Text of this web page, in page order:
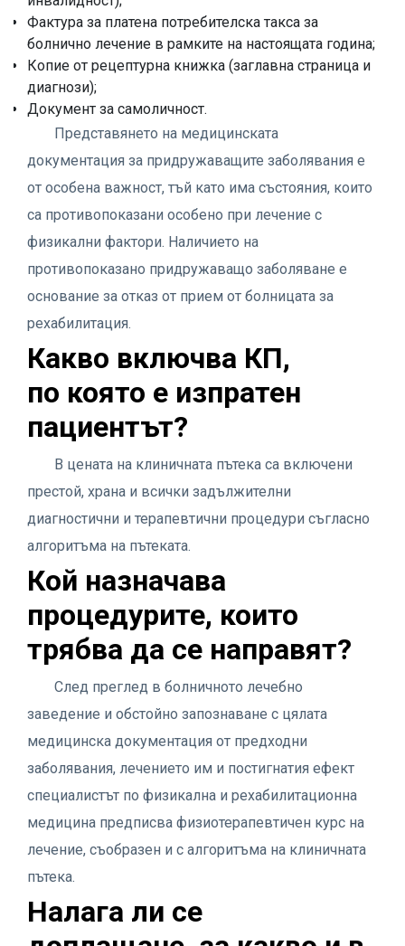
Фактура за платена потребителска такса за
болнично лечение в рамките на настоящата година;
Копие от рецептурна книжка (заглавна страница и
диагнози);
Документ за самоличност.
Представянето на медицинската
документация за придружаващите заболявания е
от особена важност, тъй като има състояния, които
са противопоказани особено при лечение с
физикални фактори. Наличието на
противопоказано придружаващо заболяване е
основание за отказ от прием от болницата за
рехабилитация.
Какво включва КП,
по която е изпратен
пациентът?
В цената на клиничната пътека са включени
престой, храна и всички задължителни
диагностични и терапевтични процедури съгласно
алгоритъма на пътеката.
Кой назначава
процедурите, които
трябва да се направят?
След преглед в болничното лечебно
заведение и обстойно запознаване с цялата
медицинска документация от предходни
заболявания, лечението им и постигнатия ефект
специалистът по физикална и рехабилитационна
медицина предписва физиотерапевтичен курс на
лечение, съобразен и с алгоритъма на клиничната
пътека.
Налага ли се